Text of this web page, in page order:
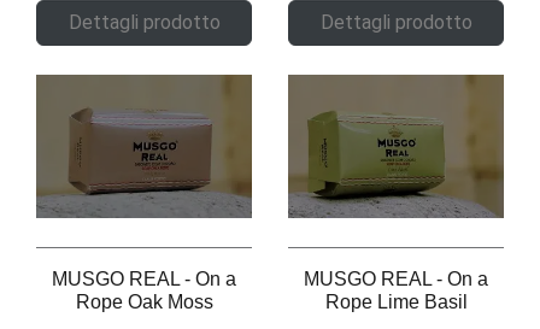
Dettagli prodotto Dettagli prodotto
MUSGO REAL - On a
Rope Oak Moss
MUSGO REAL - On a
Rope Lime Basil